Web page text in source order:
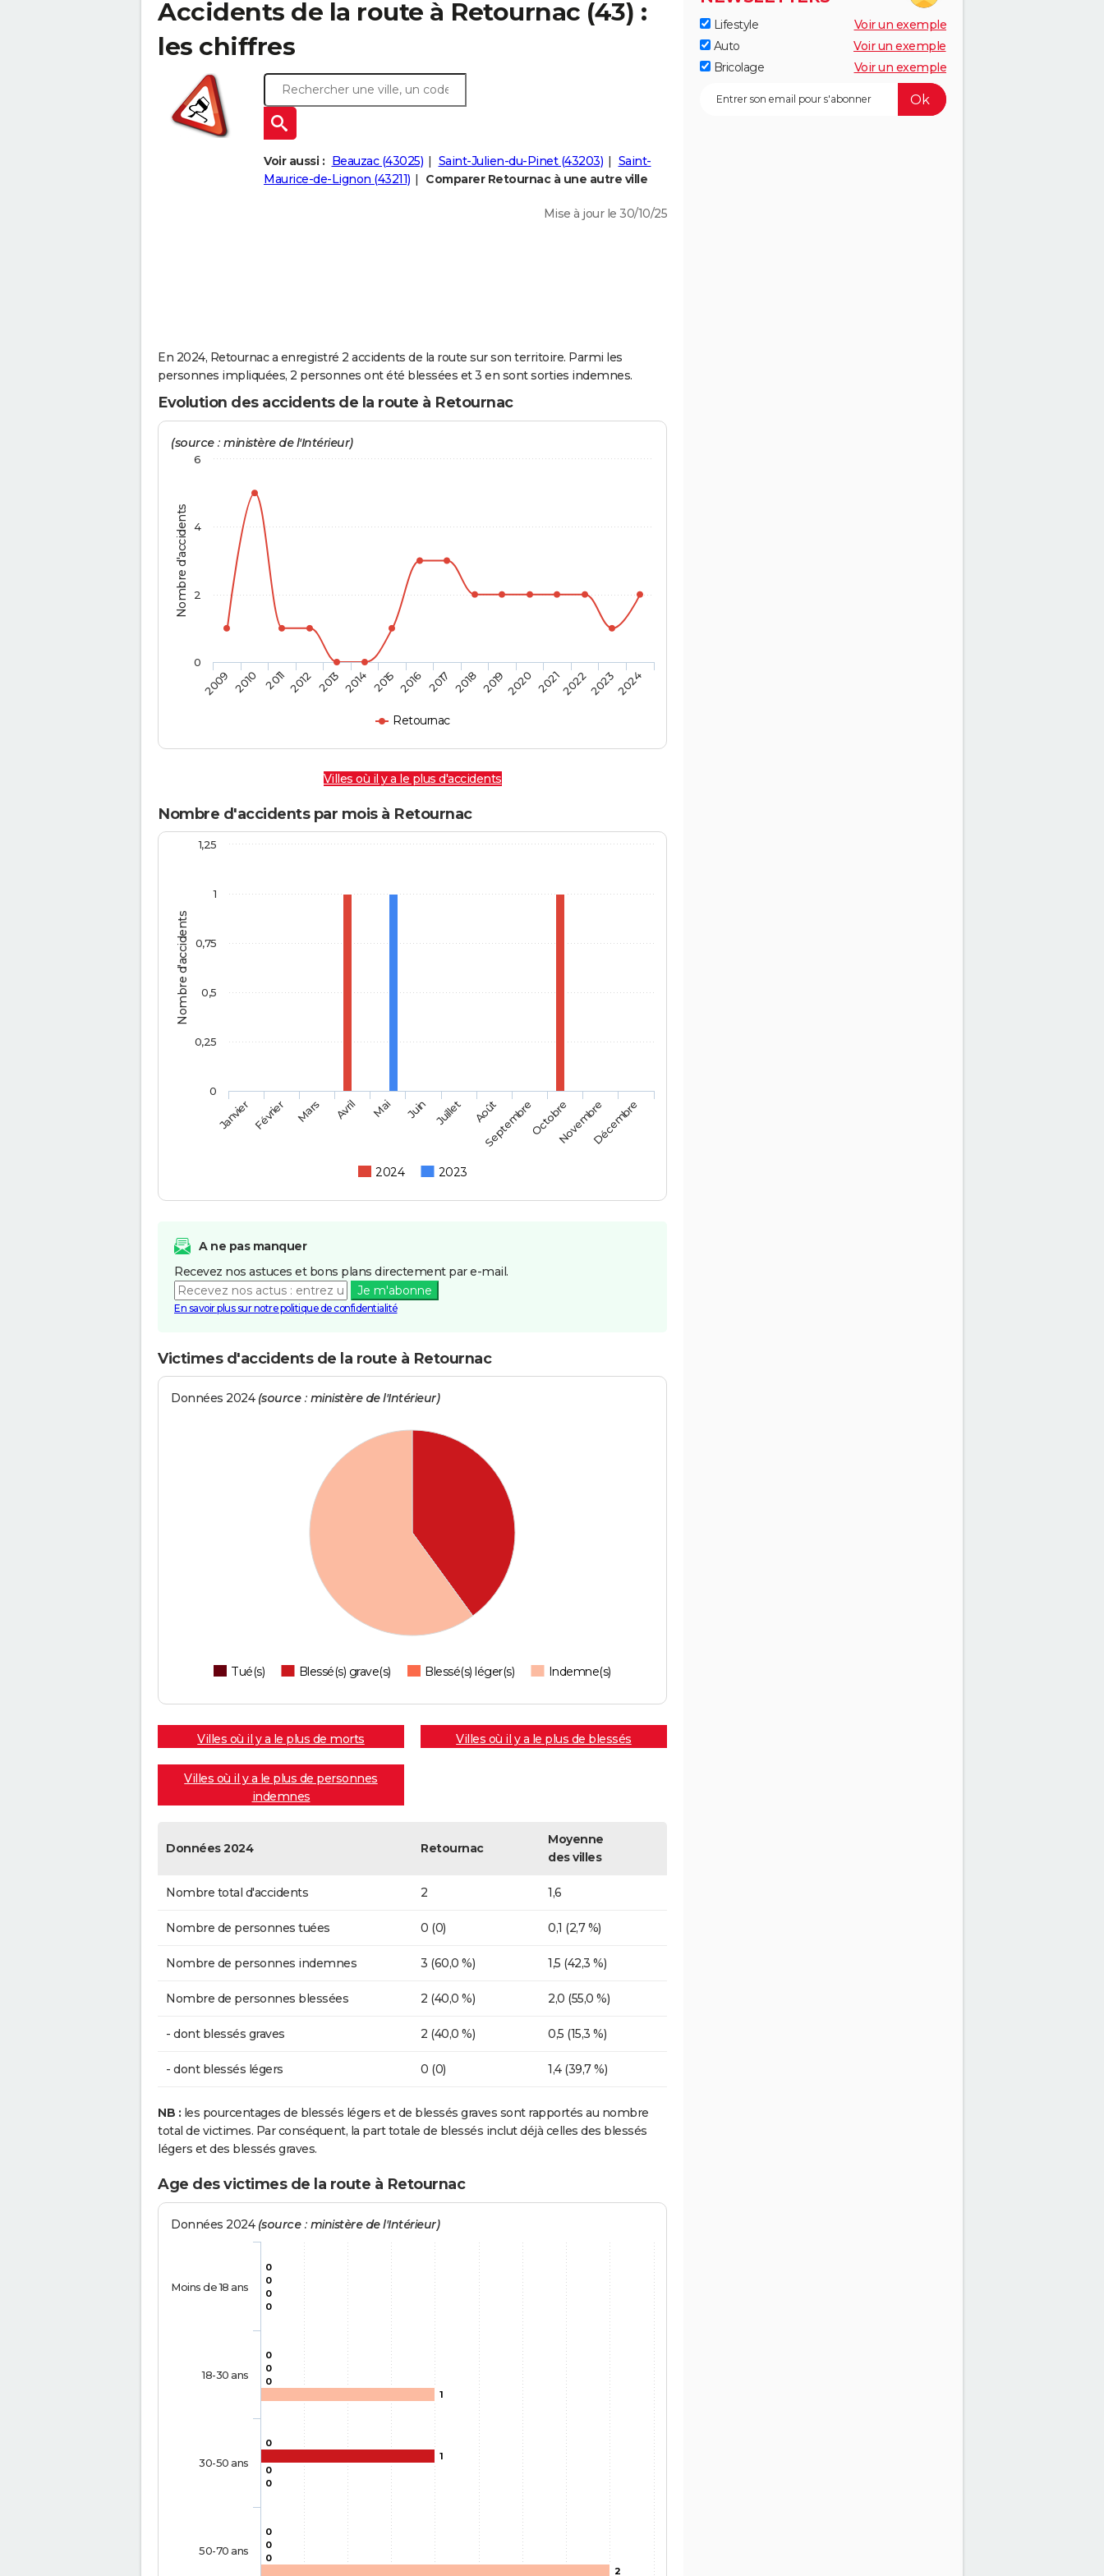
Accidents de la route à Retournac (43) :
les chiffres
Voir aussi : Beauzac (43025) Saint-Julien-du-Pinet (43203)
Saint-
Maurice-de-Lignon (43211)
Comparer Retournac à une autre ville
Mise à jour le 30/10/25
En 2024, Retournac a enregistré 2 accidents de la route sur son territoire. Parmi les
personnes impliquées, 2 personnes ont été blessées et 3 en sont sorties indemnes.
Evolution des accidents de la route à Retournac
Nombre d'accidents
(source : ministère de l'Intérieur)
Retournac
2009 2010 2011 2012 2013 2014 2015 2016 2017 2018 20192020 2021202220232024
0
2
4
6
Villes où il y a le plus d'accidents
Nombre d'accidents par mois à Retournac
Nombre d'accidents
2024 2023
JanvierFévrier Mars Avril Mai Juin Juillet Août
SeptembreOctobreNovembreDécembre
0
1
0,25
0,5
0,75
1,25
A ne pas manquer
Recevez nos astuces et bons plans directement par e-mail.
Je m'abonne
En savoir plus sur notre politique de confidentialité
Victimes d'accidents de la route à Retournac
Données 2024 (source : ministère de l'Intérieur)
Tué(s) Blessé(s) grave(s) Blessé(s) léger(s) Indemne(s)
Villes où il y a le plus de morts Villes où il y a le plus de blessés
Villes où il y a le plus de personnes
indemnes
Données 2024 Retournac
Moyenne
des villes
Nombre total d'accidents 2 1,6
Nombre de personnes tuées 0 (0) 0,1 (2,7 %)
Nombre de personnes indemnes 3 (60,0 %) 1,5 (42,3 %)
Nombre de personnes blessées 2 (40,0 %) 2,0 (55,0 %)
- dont blessés graves 2 (40,0 %) 0,5 (15,3 %)
- dont blessés légers 0 (0) 1,4 (39,7 %)
NB : les pourcentages de blessés légers et de blessés graves sont rapportés au nombre
total de victimes. Par conséquent, la part totale de blessés inclut déjà celles des blessés
légers et des blessés graves.
Age des victimes de la route à Retournac
Données 2024 (source : ministère de l'Intérieur)
0
0
0
0
0
0
1
0
0
0
0
0
0
1
0
2
Moins de 18 ans
18-30 ans
30-50 ans
50-70 ans
Lifestyle
Voir un exemple
Auto
Voir un exemple
Bricolage
Voir un exemple